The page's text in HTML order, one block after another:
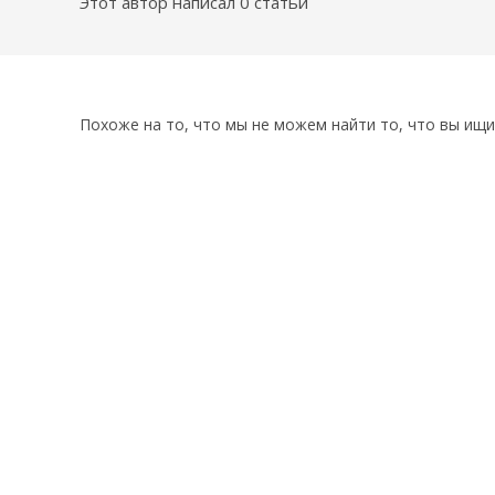
Похоже на то, что мы не можем найти то, что вы